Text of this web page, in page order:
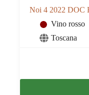
Noi 4 2022 DOC
Vino rosso
Toscana